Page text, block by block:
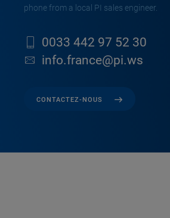
phone from a local PI sales engineer.
0033 442 97 52 30
info.france@pi.ws
CONTACTEZ-NOUS